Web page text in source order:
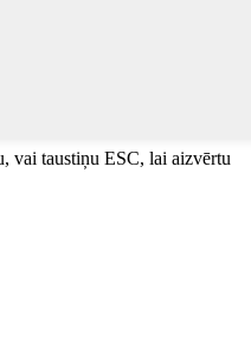
vai taustiņu ESC, lai aizvērtu